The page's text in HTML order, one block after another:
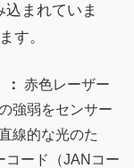
まれていま
す。
赤色レーザー
強弱をセンサー
線的な光のた
コード（JANコー